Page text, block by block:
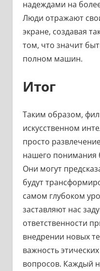
надеждами на
Люди отражают
экране, создавая
том, что значит
полном машин.
Итог
Таким образом,
искусственном
просто
нашего понимания
Они могут
будут
самом глубоком
заставляют нас
ответственности
внедрении новых
важность
вопросов. Каждый